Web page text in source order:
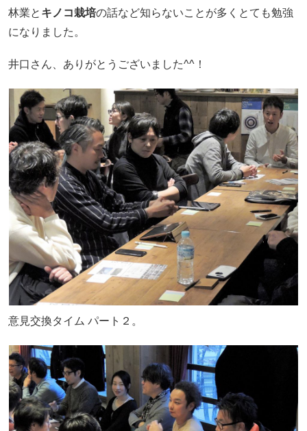
林業と キノコ栽培の話など知らないことが多くとても勉強
になりました。
井口さん、ありがとうございました^^！
意見交換タイム パート２。